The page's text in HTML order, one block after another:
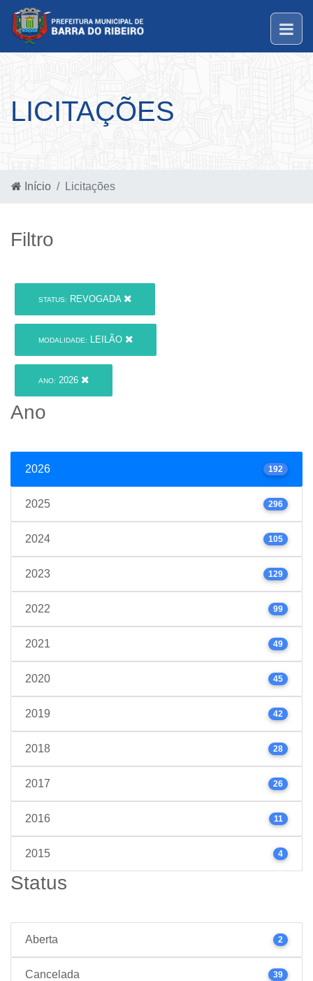
LICITAÇÕES
Início Licitações
Filtro
STATUS: REVOGADA
MODALIDADE: LEILÃO
ANO: 2026
Ano
2026 192
2025 296
2024 105
2023 129
2022 99
2021 49
2020 45
2019 42
2018 28
2017 26
2016 11
2015 4
Status
Aberta 2
Cancelada 39